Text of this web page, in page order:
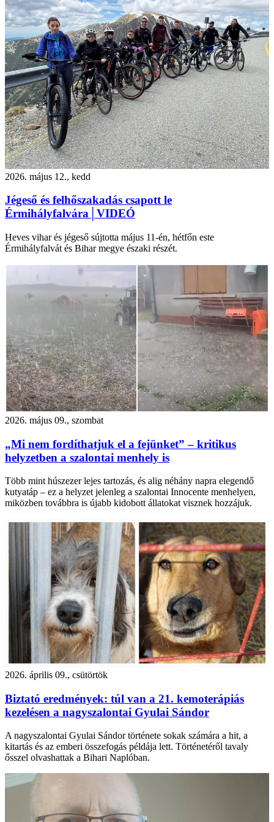
2026. május 12., kedd
Jégeső és felhőszakadás csapott le
Érmihályfalvára│VIDEÓ
Heves vihar és jégeső sújtotta május 11-én, hétfőn este
Érmihályfalvát és Bihar megye északi részét.
2026. május 09., szombat
„Mi nem fordíthatjuk el a fejünket” – kritikus
helyzetben a szalontai menhely is
Több mint húszezer lejes tartozás, és alig néhány napra elegendő
kutyatáp – ez a helyzet jelenleg a szalontai Innocente menhelyen,
miközben továbbra is újabb kidobott állatokat visznek hozzájuk.
2026. április 09., csütörtök
Biztató eredmények: túl van a 21. kemoterápiás
kezelésen a nagyszalontai Gyulai Sándor
A nagyszalontai Gyulai Sándor története sokak számára a hit, a
kitartás és az emberi összefogás példája lett. Történetéről tavaly
ősszel olvashattak a Bihari Naplóban.